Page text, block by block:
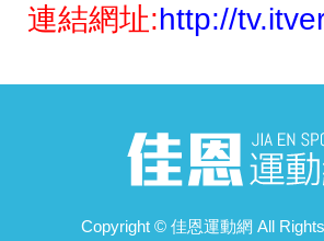
連結網址:http://
Copyright © 佳恩運動網 All